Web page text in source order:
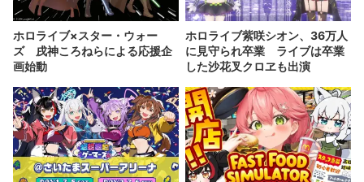
ホロライブ×スター・ウォー
ズ 戌神ころねらによる応援企
画始動
ホロライブ紫咲シオン、36万人
に見守られ卒業 ライブは卒業
した沙花叉クロヱも出演